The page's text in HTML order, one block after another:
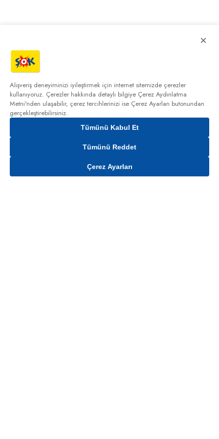
Sepete Ekle
×
Alışveriş deneyiminizi iyileştirmek için internet sitemizde çerezler
kullanıyoruz. Çerezler hakkında detaylı bilgiye Çerez Aydınlatma
Metni'nden ulaşabilir, çerez tercihlerinizi ise Çerez Ayarları butonundan
gerçekleştirebilirsiniz.
Tümünü Kabul Et
Tümünü Reddet
Çerez Ayarları